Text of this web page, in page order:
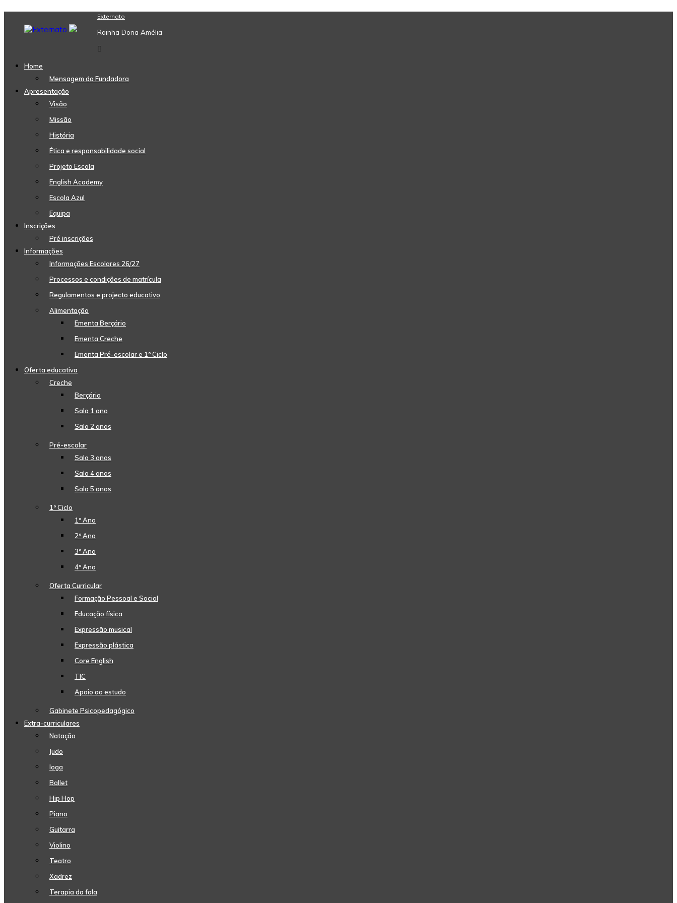
content
Externato
Rainha Dona Amélia
Home
Mensagem da Fundadora
Apresentação
Visão
Missão
História
Ética e responsabilidade social
Projeto Escola
English Academy
Escola Azul
Equipa
Inscrições
Pré inscrições
Informações
Informações Escolares 26/27
Processos e condições de matrícula
Regulamentos e projecto educativo
Alimentação
Ementa Berçário
Ementa Creche
Ementa Pré-escolar e 1º Ciclo
Oferta educativa
Creche
Berçário
Sala 1 ano
Sala 2 anos
Pré-escolar
Sala 3 anos
Sala 4 anos
Sala 5 anos
1º Ciclo
1º Ano
2º Ano
3º Ano
4º Ano
Oferta Curricular
Formação Pessoal e Social
Educação física
Expressão musical
Expressão plástica
Core English
TIC
Apoio ao estudo
Gabinete Psicopedagógico
Extra-curriculares
Natação
Judo
Ioga
Ballet
Hip Hop
Piano
Guitarra
Violino
Teatro
Xadrez
Terapia da fala